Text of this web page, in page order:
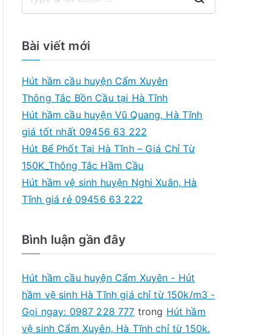
Bài viết mới
Hút hầm cầu huyện Cẩm Xuyên
Thông Tắc Bồn Cầu tại Hà Tĩnh
Hút hầm cầu huyện Vũ Quang, Hà Tĩnh
giá tốt nhất 09456 63 222
Hút Bể Phốt Tại Hà Tĩnh – Giá Chỉ Từ
150K_Thông Tắc Hầm Cầu
Hút hầm vệ sinh huyện Nghi Xuân, Hà
Tĩnh giá rẻ 09456 63 222
Bình luận gần đây
Hút hầm cầu huyện Cẩm Xuyên - Hút
hầm vệ sinh Hà Tĩnh giá chỉ từ 150k/m3 -
Gọi ngay: 0987 228 777 trong Hút hầm
vệ sinh Cẩm Xuyên, Hà Tĩnh chỉ từ 150k.